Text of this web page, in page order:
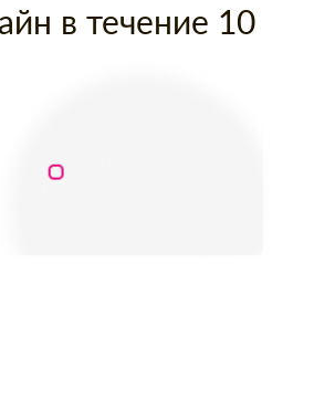
в течение 10